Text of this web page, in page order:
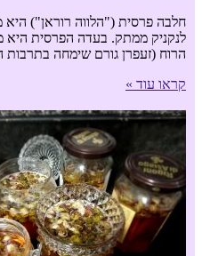
חלבה פרסית ("הלווה רוראן") היא
לנקניק ממתק. בעדה הפרסית היא
הרוח (זעפרן גורם שימחה בתרבות
קראו עוד »